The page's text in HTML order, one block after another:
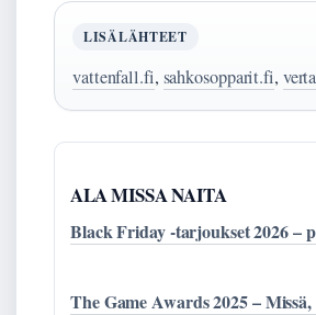
LISÄLÄHTEET
vattenfall.fi, sahkosopparit.fi,
ALA MISSA NAITA
Black Friday -tarjoukset 2026 –
The Game Awards 2025 –